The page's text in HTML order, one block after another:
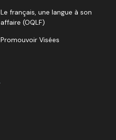
Le français, une langue à son
affaire (OQLF)
Promouvoir Visées